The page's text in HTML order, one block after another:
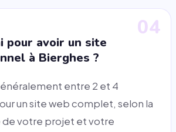
04
pour avoir un site
à Bierghes ?
entre 2 et 4
un site web complet, selon la
votre projet et votre